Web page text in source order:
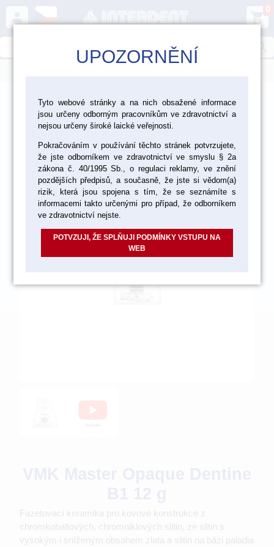
person shopping_cart
0
> Laboratoř > Materiály pro fazetování a inleje >
Kovokeramika Vita > Vita VMK Master
VMK Master vzorník Classical > Opaque Dentine 12 g
akce
Fazetovací keramika pro kovové konstrukce z
chromkobaltových, chromniklových slitin, ze slitin s
vysokým i sníženým obsahem zlata a slitin na bázi paladia
UPOZORNĚNÍ
Tyto webové stránky a na nich obsažené informace
jsou určeny odborným pracovníkům ve zdravotnictví a
nejsou určeny široké laické veřejnosti.
Pokračováním v používání těchto stránek potvrzujete,
že jste odborníkem ve zdravotnictví ve smyslu § 2a
zákona č. 40/1995 Sb., o regulaci reklamy, ve znění
pozdějších předpisů, a současně, že jste si vědom(a)
rizik, která jsou spojena s tím, že se seznámíte s
informacemi takto určenými pro případ, že odborníkem
ve zdravotnictví nejste.
POTVZUJI, ŽE SPLŇUJI PODMÍNKY VSTUPU NA
WEB